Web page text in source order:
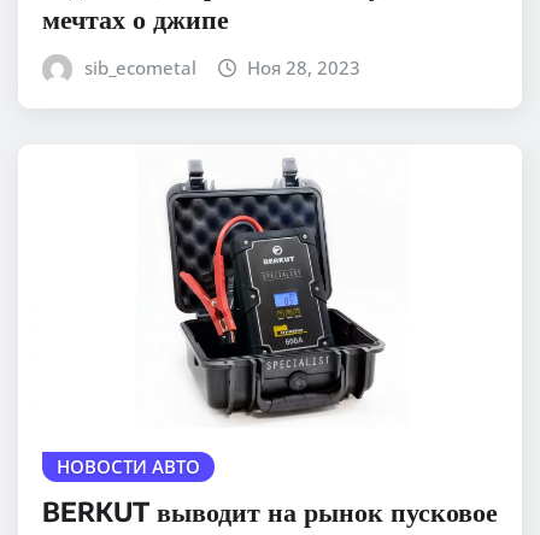
мечтах о джипе
sib_ecometal Ноя 28, 2023
НОВОСТИ АВТО
BERKUT выводит на рынок пусковое